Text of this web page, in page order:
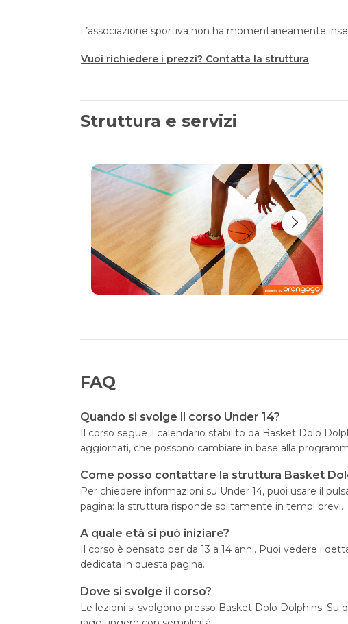
L’associazione sportiva non ha momentaneamente
Vuoi richiedere i prezzi? Contatta la struttura
Struttura e servizi
FAQ
Quando si svolge il corso Under 14?
Il corso segue il calendario stabilito da Basket Dolo
aggiornati, che possono cambiare in base alla
Come posso contattare la struttura Basket
Per chiedere informazioni su Under 14, puoi usare il
pagina: la struttura risponde solitamente in tempi brevi.
A quale età si può iniziare?
Il corso è pensato per da 13 a 14 anni. Puoi vedere i
dedicata in questa pagina.
Dove si svolge il corso?
Le lezioni si svolgono presso Basket Dolo Dolphins.